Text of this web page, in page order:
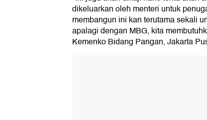
dikeluarkan oleh menteri untuk
membangun ini kan terutama sekali
apalagi dengan MBG, kita
Kemenko Bidang Pangan, Jakarta